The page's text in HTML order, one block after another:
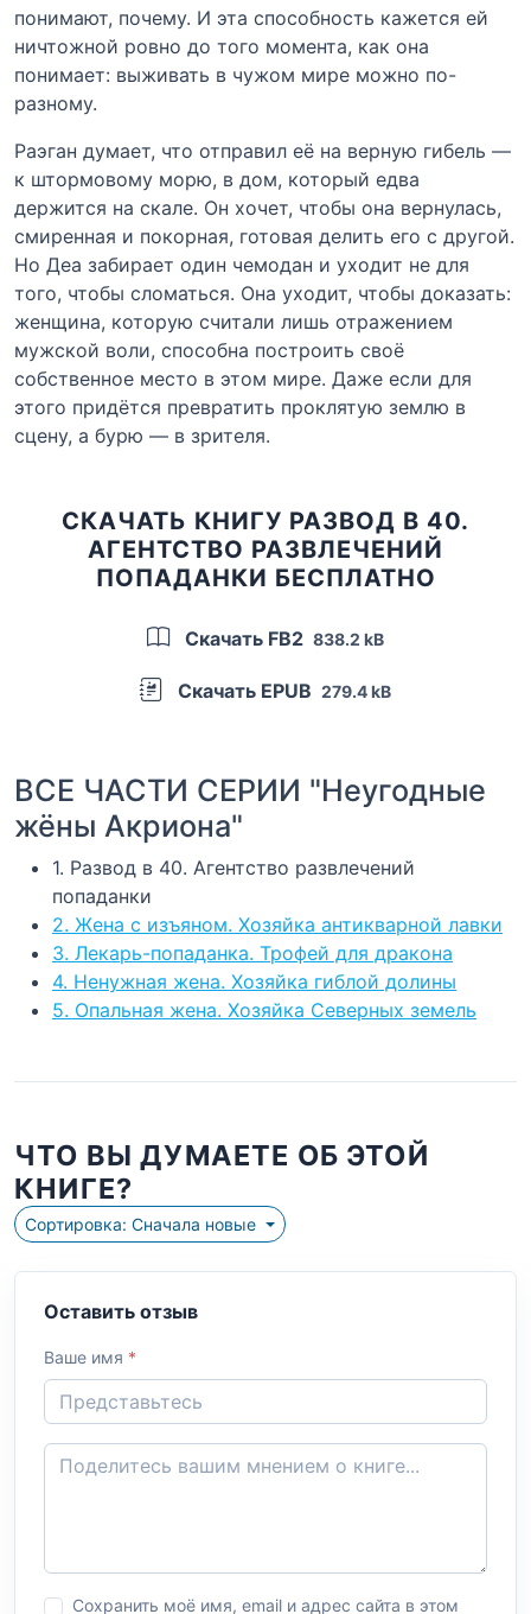
понимают, почему. И эта способность кажется ей
ничтожной ровно до того момента, как она
понимает: выживать в чужом мире можно по-
разному.
Раэган думает, что отправил её на верную гибель —
к штормовому морю, в дом, который едва
держится на скале. Он хочет, чтобы она вернулась,
смиренная и покорная, готовая делить его с другой.
Но Деа забирает один чемодан и уходит не для
того, чтобы сломаться. Она уходит, чтобы доказать:
женщина, которую считали лишь отражением
мужской воли, способна построить своё
собственное место в этом мире. Даже если для
этого придётся превратить проклятую землю в
сцену, а бурю — в зрителя.
СКАЧАТЬ КНИГУ РАЗВОД В 40.
АГЕНТСТВО РАЗВЛЕЧЕНИЙ
ПОПАДАНКИ БЕСПЛАТНО
Скачать FB2 838.2 kB
Скачать EPUB 279.4 kB
ВСЕ ЧАСТИ СЕРИИ "Неугодные
жёны Акриона"
1. Развод в 40. Агентство развлечений
попаданки
2. Жена с изъяном. Хозяйка антикварной лавки
3. Лекарь-попаданка. Трофей для дракона
4. Ненужная жена. Хозяйка гиблой долины
5. Опальная жена. Хозяйка Северных земель
ЧТО ВЫ ДУМАЕТЕ ОБ ЭТОЙ
КНИГЕ?
Сортировка: Сначала новые
Оставить отзыв
Ваше имя *
Сохранить моё имя, email и адрес сайта в этом